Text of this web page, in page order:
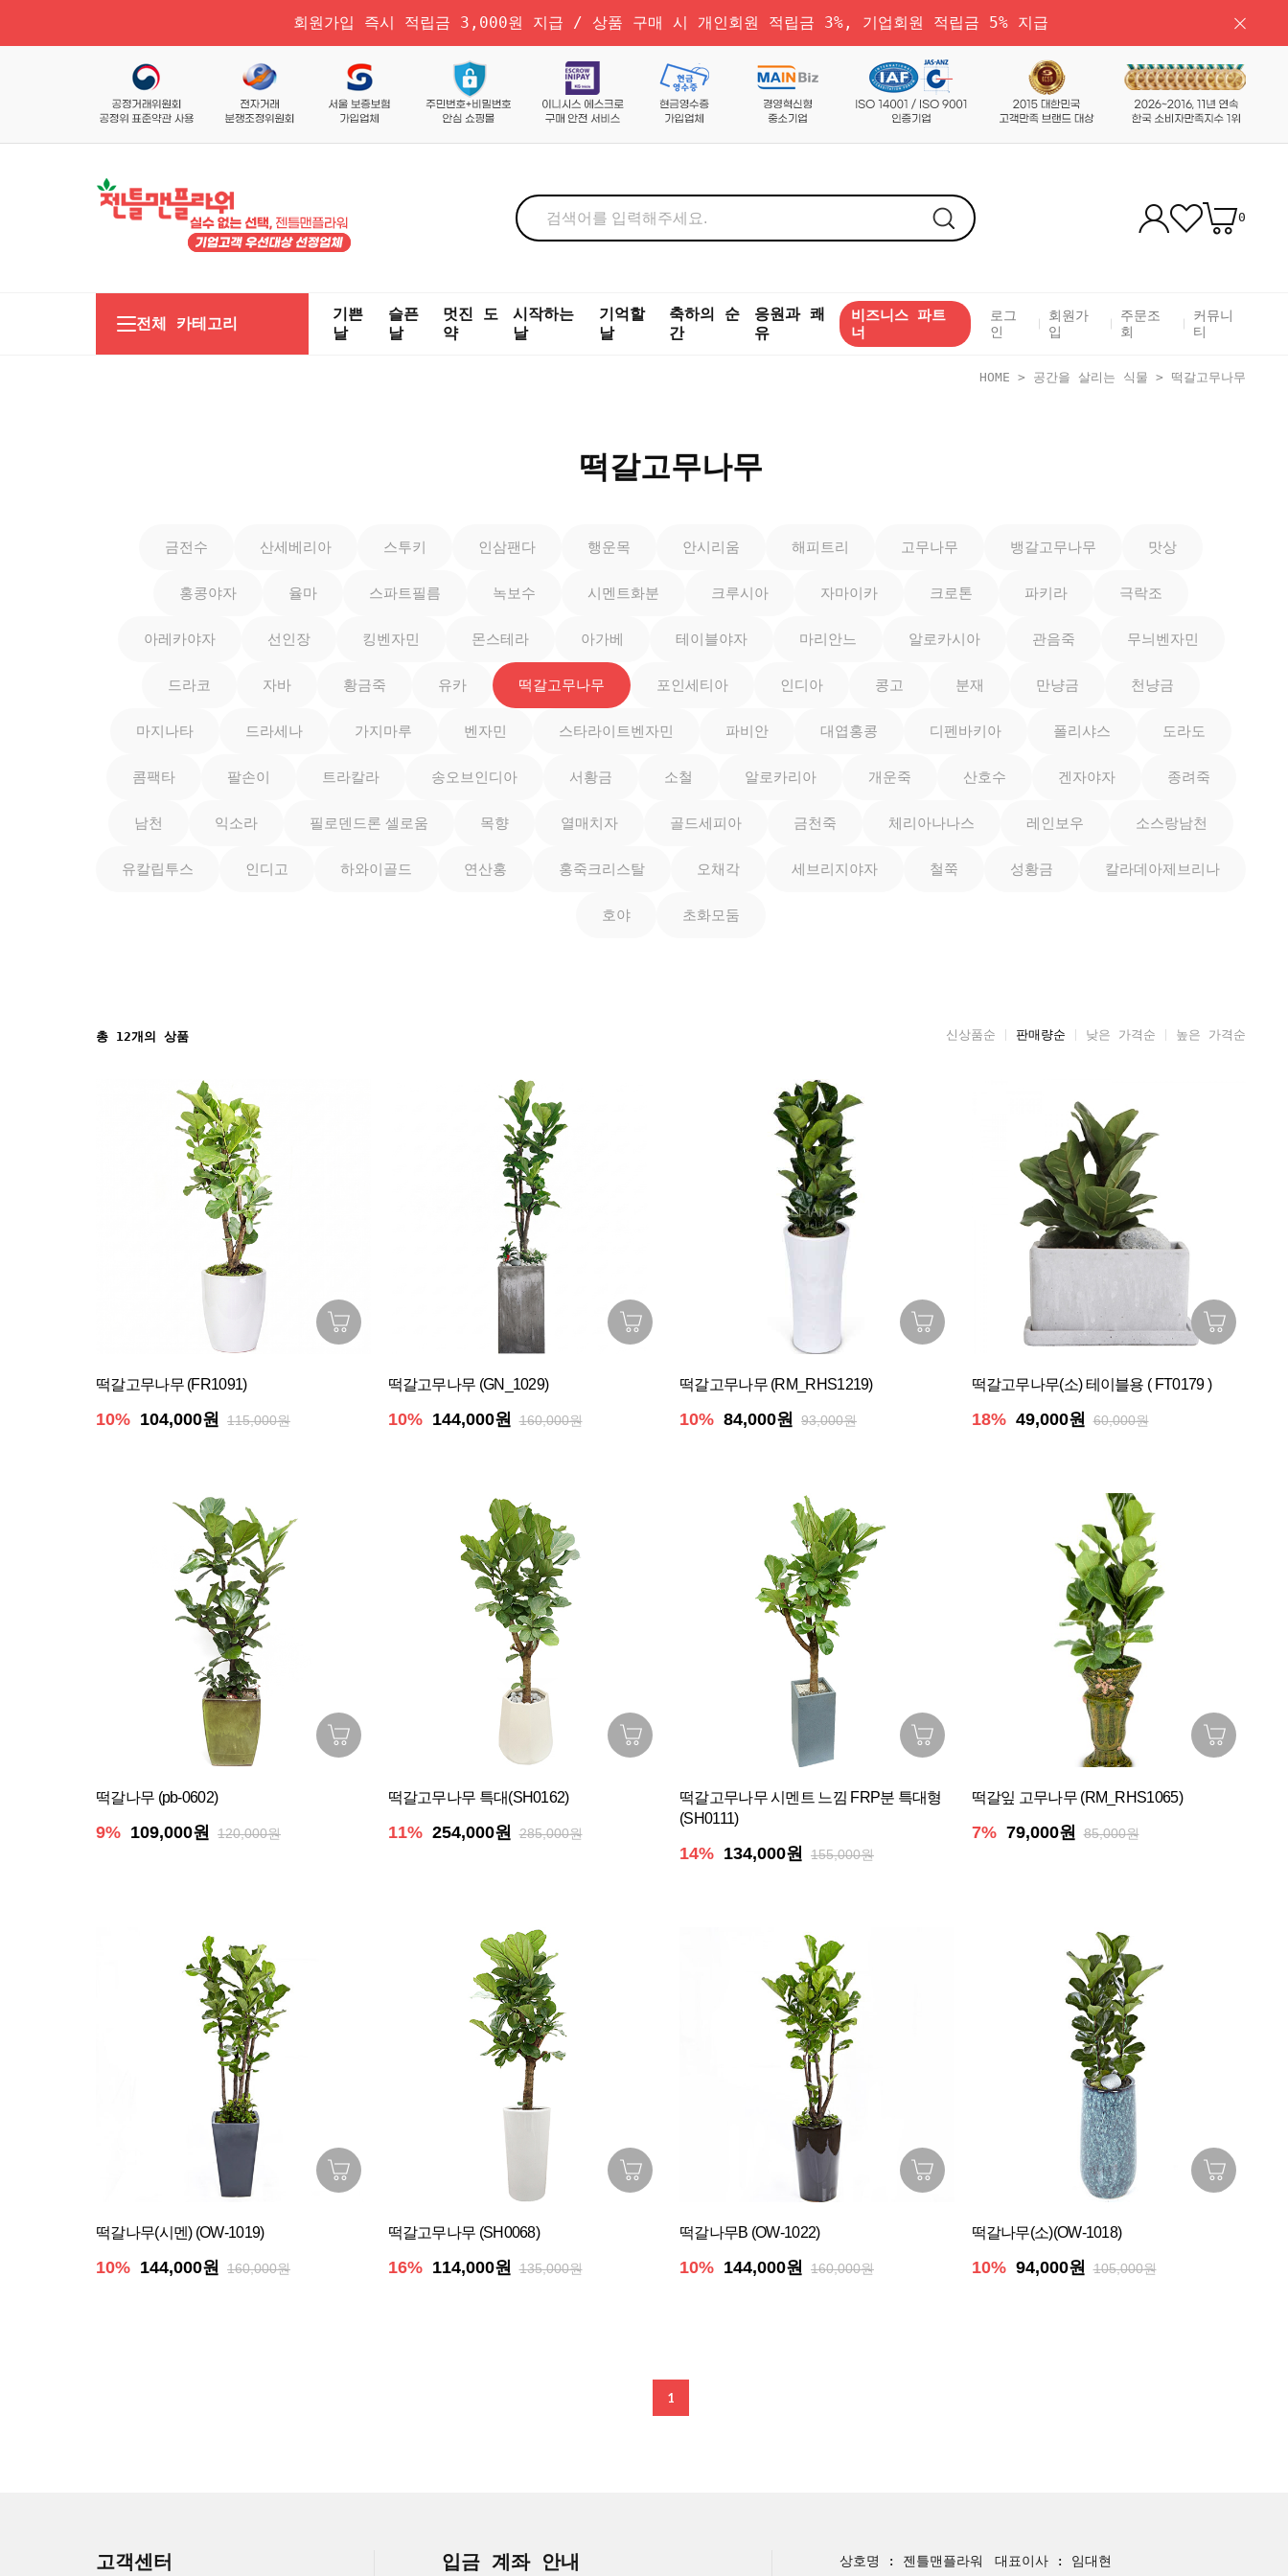
회원가입 즉시 적립금 3,000원 지급 / 상품 구매 시 개인회원 적립금 3%, 기업회원 적립금 5% 지급
0
전체 카테고리
기쁜
날
슬픈
날
멋진 도
약
시작하는
날
기억할
날
축하의 순
간
응원과 쾌
유
비즈니스 파트
너
로그
인
회원가
입
주문조
회
커뮤니
티
HOME > 공간을 살리는 식물 > 떡갈고무나무
떡갈고무나무
금전수 산세베리아 스투키 인삼팬다 행운목 안시리움 해피트리 고무나무 뱅갈고무나무 맛상
홍콩야자 율마 스파트필름 녹보수 시멘트화분 크루시아 자마이카 크로톤 파키라 극락조
아레카야자 선인장 킹벤자민 몬스테라 아가베 테이블야자 마리안느 알로카시아 관음죽 무늬벤자민
드라코 자바 황금죽 유카 떡갈고무나무 포인세티아 인디아 콩고 분재 만냥금 천냥금
마지나타 드라세나 가지마루 벤자민 스타라이트벤자민 파비안 대엽홍콩 디펜바키아 폴리샤스 도라도
콤팩타 팔손이 트라칼라 송오브인디아 서황금 소철 알로카리아 개운죽 산호수 겐자야자 종려죽
남천 익소라 필로덴드론 셀로움 목향 열매치자 골드세피아 금천죽 체리아나나스 레인보우 소스랑남천
유칼립투스 인디고 하와이골드 연산홍 홍죽크리스탈 오채각 세브리지야자 철쭉 성황금 칼라데아제브리나
호야 초화모둠
총 12개의 상품 신상품순 판매량순 낮은 가격순 높은 가격순
떡갈고무나무 (FR1091)
10% 104,000원 115,000원
떡갈고무나무 (GN_1029)
10% 144,000원 160,000원
떡갈고무나무 (RM_RHS1219)
10% 84,000원 93,000원
떡갈고무나무(소) 테이블용 ( FT0179 )
18% 49,000원 60,000원
떡갈나무 (pb-0602)
9% 109,000원 120,000원
떡갈고무나무 특대(SH0162)
11% 254,000원 285,000원
떡갈고무나무 시멘트 느낌 FRP분 특대형
(SH0111)
14% 134,000원 155,000원
떡갈잎 고무나무 (RM_RHS1065)
7% 79,000원 85,000원
떡갈나무(시멘) (OW-1019)
10% 144,000원 160,000원
떡갈고무나무 (SH0068)
16% 114,000원 135,000원
떡갈나무B (OW-1022)
10% 144,000원 160,000원
떡갈나무(소)(OW-1018)
10% 94,000원 105,000원
1
고객센터 입금 계좌 안내 상호명 : 젠틀맨플라워
대표이사 : 임대현